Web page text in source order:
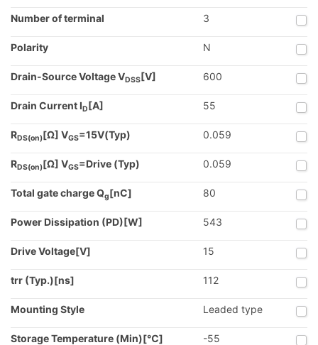
Number of terminal 3
Polarity N
Drain-Source Voltage VDSS[V] 600
Drain Current ID[A] 55
RDS(on)[Ω] VGS=15V(Typ) 0.059
RDS(on)[Ω] VGS=Drive (Typ) 0.059
Total gate charge Qg[nC] 80
Power Dissipation (PD)[W] 543
Drive Voltage[V] 15
trr (Typ.)[ns] 112
Mounting Style Leaded type
Storage Temperature (Min)[℃] -55